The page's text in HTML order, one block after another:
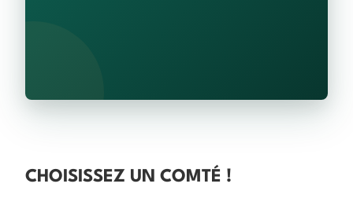
CHOISISSEZ UN COMTÉ !